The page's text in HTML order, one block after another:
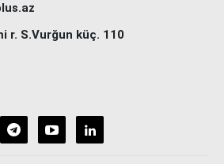
r. S.Vurğun küç. 110